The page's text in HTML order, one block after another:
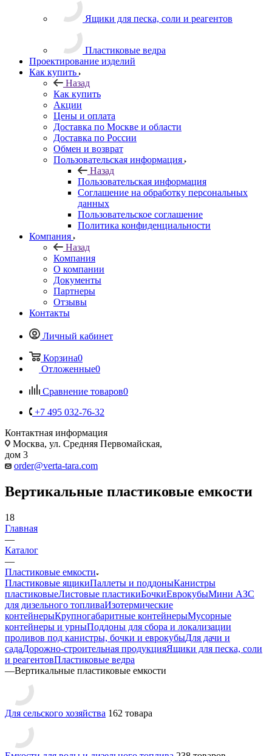
Ящики для песка, соли и реагентов
Пластиковые ведра
Проектирование изделий
Как купить
Назад
Как купить
Акции
Цены и оплата
Доставка по Москве и области
Доставка по России
Обмен и возврат
Пользовательская информация
Назад
Пользовательская информация
Соглашение на обработку персональных
данных
Пользовательское соглашение
Политика конфиденциальности
Компания
Назад
Компания
О компании
Документы
Партнеры
Отзывы
Контакты
Личный кабинет
Корзина0
Отложенные0
Сравнение товаров0
+7 495 032-76-32
Контактная информация
Москва, ул. Средняя Первомайская,
дом 3
order@verta-tara.com
Вертикальные пластиковые емкости
18
Главная
—
Каталог
—
Пластиковые емкости
Пластиковые ящикиПаллеты и поддоныКанистры
пластиковыеЛистовые пластикиБочкиЕврокубыМини АЗС
для дизельного топливаИзотермические
контейнерыКрупногабаритные контейнерыМусорные
контейнеры и урныПоддоны для сбора и локализации
проливов под канистры, бочки и еврокубыДля дачи и
садаДорожно-строительная продукцияЯщики для песка, соли
и реагентовПластиковые ведра
—Вертикальные пластиковые емкости
Для сельского хозяйства 162 товара